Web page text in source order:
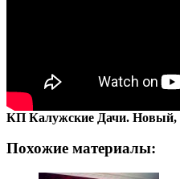
КП Калужские Дачи. Новый,
Похожие материалы: